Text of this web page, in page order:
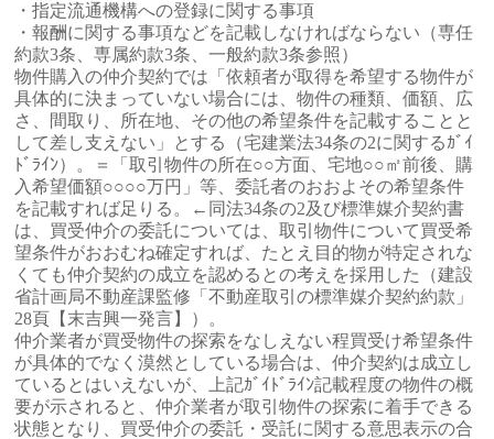
・指定流通機構への登録に関する事項
・報酬に関する事項などを記載しなければならない（専任
約款3条、専属約款3条、一般約款3条参照）
物件購入の仲介契約では「依頼者が取得を希望する物件が
具体的に決まっていない場合には、物件の種類、価額、広
さ、間取り、所在地、その他の希望条件を記載することと
して差し支えない」とする（宅建業法34条の2に関するｶﾞｲ
ﾄﾞﾗｲﾝ）。＝「取引物件の所在○○方面、宅地○○㎡前後、購
入希望価額○○○○万円」等、委託者のおおよその希望条件
を記載すれば足りる。←同法34条の2及び標準媒介契約書
は、買受仲介の委託については、取引物件について買受希
望条件がおおむね確定すれば、たとえ目的物が特定されな
くても仲介契約の成立を認めるとの考えを採用した（建設
省計画局不動産課監修「不動産取引の標準媒介契約約款」
28頁【末吉興一発言】）。
仲介業者が買受物件の探索をなしえない程買受け希望条件
が具体的でなく漠然としている場合は、仲介契約は成立し
ているとはいえないが、上記ｶﾞｲﾄﾞﾗｲﾝ記載程度の物件の概
要が示されると、仲介業者が取引物件の探索に着手できる
状態となり、買受仲介の委託・受託に関する意思表示の合